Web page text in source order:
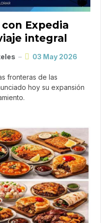
Expedia
integral
03 May 2026
fronteras de las
hoy su expansión